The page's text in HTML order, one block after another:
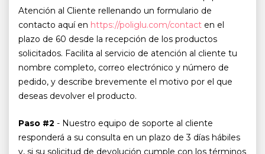
Atención al Cliente rellenando un formulario de
contacto aquí en https://poliglu.com/contact en el
plazo de 60 desde la recepción de los productos
solicitados. Facilita al servicio de atención al cliente tu
nombre completo, correo electrónico y número de
pedido, y describe brevemente el motivo por el que
deseas devolver el producto.
Paso #2 - Nuestro equipo de soporte al cliente
responderá a su consulta en un plazo de 3 días hábiles
y, si su solicitud de devolución cumple con los términos